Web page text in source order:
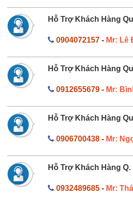
Hỗ Trợ Khách Hàng
0904072157- Mr: Lê
Hỗ Trợ Khách Hàng
0912655679- Mr:
Hỗ Trợ Khách Hàng
0906700438- Mr:
Hỗ Trợ Khách Hàng
0932489685- Mr: